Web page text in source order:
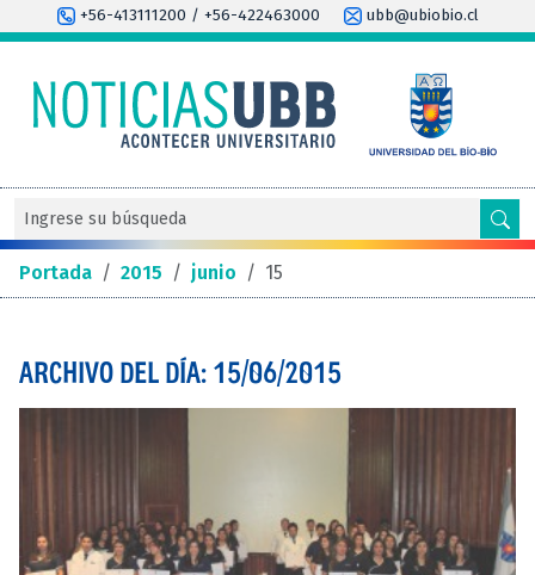
+56-413111200 / +56-422463000 ubb@ubiobio.cl
Portada / 2015 / junio / 15
ARCHIVO DEL DÍA: 15/06/2015